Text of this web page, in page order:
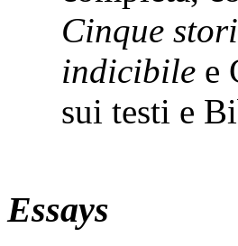
Cinque
indicibile e
sui testi e
Essays